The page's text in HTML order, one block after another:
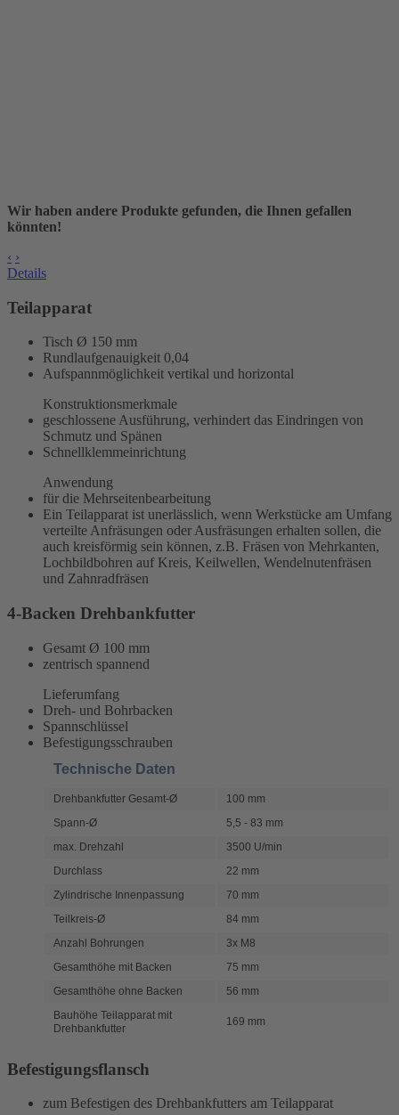
Wir haben andere Produkte gefunden, die Ihnen gefallen
könnten!
‹ ›
Details
Teilapparat
Tisch Ø 150 mm
Rundlaufgenauigkeit 0,04
Aufspannmöglichkeit vertikal und horizontal
Konstruktionsmerkmale
geschlossene Ausführung, verhindert das Eindringen von
Schmutz und Spänen
Schnellklemmeinrichtung
Anwendung
für die Mehrseitenbearbeitung
Ein Teilapparat ist unerlässlich, wenn Werkstücke am Umfang
verteilte Anfräsungen oder Ausfräsungen erhalten sollen, die
auch kreisförmig sein können, z.B. Fräsen von Mehrkanten,
Lochbildbohren auf Kreis, Keilwellen, Wendelnutenfräsen
und Zahnradfräsen
4-Backen Drehbankfutter
Gesamt Ø 100 mm
zentrisch spannend
Lieferumfang
Dreh- und Bohrbacken
Spannschlüssel
Befestigungsschrauben
Technische Daten
Drehbankfutter Gesamt-Ø
100 mm
Spann-Ø
5,5 - 83 mm
max. Drehzahl
3500 U/min
Durchlass
22 mm
Zylindrische Innenpassung
70 mm
Teilkreis-Ø
84 mm
Anzahl Bohrungen
3x M8
Gesamthöhe mit Backen
75 mm
Gesamthöhe ohne Backen
56 mm
Bauhöhe Teilapparat mit
Drehbankfutter
169 mm
Befestigungsflansch
zum Befestigen des Drehbankfutters am Teilapparat